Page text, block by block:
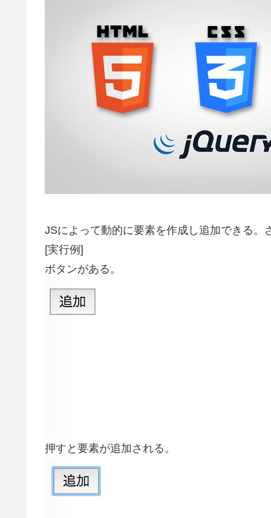
JSによって動的に要素を作成し追加できる。
[実行例]
ボタンがある。
押すと要素が追加される。